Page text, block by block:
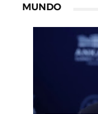
MUNDO